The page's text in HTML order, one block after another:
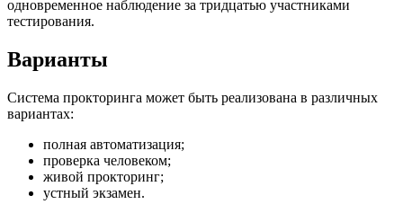
одновременное наблюдение за тридцатью участниками
тестирования.
Варианты
Система прокторинга может быть реализована в различных
вариантах:
полная автоматизация;
проверка человеком;
живой прокторинг;
устный экзамен.